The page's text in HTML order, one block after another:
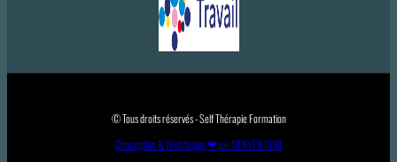
© Tous droits réservés - Self Thérapie Formation
Conception & Webdesign ❤ par GENVER.COM